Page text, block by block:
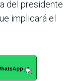
del presidente
implicará el